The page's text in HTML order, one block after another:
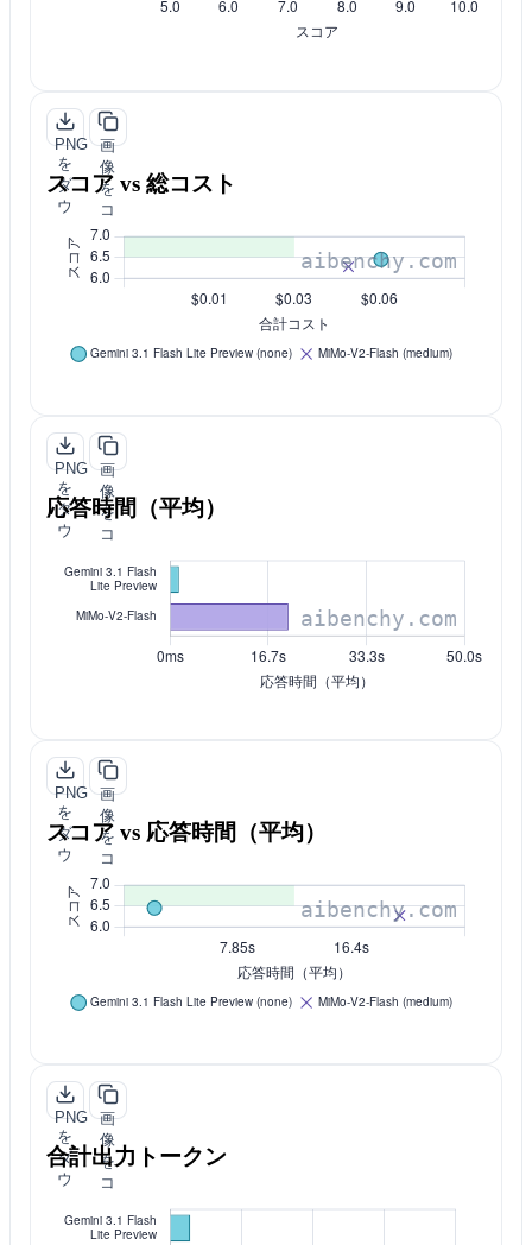
PNG
を
ダ
ウ
ロ
ー
画
像
を
コ
ピ
ー
スコア vs 総コスト
PNG
を
ダ
ウ
ロ
画
像
を
コ
ー
応答時間（平均）
PNG
を
ダ
ウ
ロ
ー
画
像
を
コ
ピ
ー
スコア vs 応答時間（平均）
PNG
を
ダ
ウ
ロ
画
像
を
コ
ー
合計出力トークン